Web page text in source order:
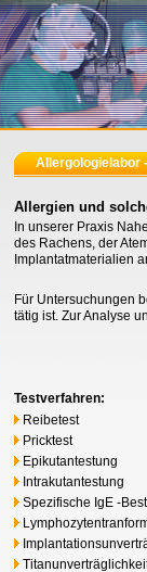
Allergologielabor
Allergien und
In unserer Praxis
des Rachens, der
Implantatmaterialien
Für Untersuchungen
tätig ist. Zur Analyse
Testverfahren:
Reibetest
Pricktest
Epikutantestung
Intrakutantestung
Spezifische IgE -